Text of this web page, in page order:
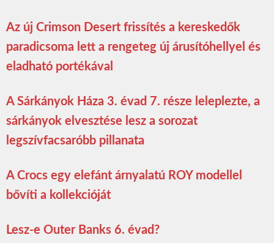
Az új Crimson Desert frissítés a kereskedők
paradicsoma lett a rengeteg új árusítóhellyel és
eladható portékával
A Sárkányok Háza 3. évad 7. része leleplezte, a
sárkányok elvesztése lesz a sorozat
legszívfacsaróbb pillanata
A Crocs egy elefánt árnyalatú ROY modellel
bővíti a kollekcióját
Lesz-e Outer Banks 6. évad?